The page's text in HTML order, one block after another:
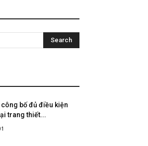
công bố đủ điều kiện
trang thiết...